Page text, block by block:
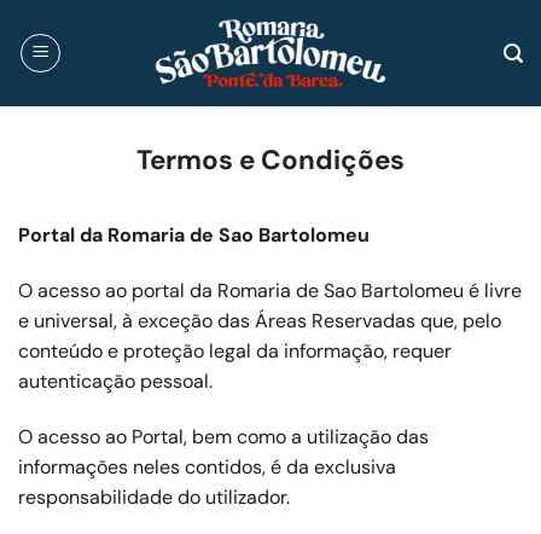
content
Termos e Condições
Portal da Romaria de Sao Bartolomeu
O acesso ao portal da Romaria de Sao Bartolomeu é livre
e universal, à exceção das Áreas Reservadas que, pelo
conteúdo e proteção legal da informação, requer
autenticação pessoal.
O acesso ao Portal, bem como a utilização das
informações neles contidos, é da exclusiva
responsabilidade do utilizador.